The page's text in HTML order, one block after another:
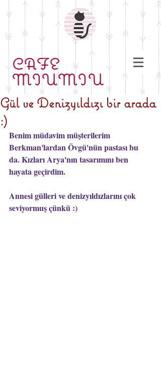
CAFE
MIUMIU
Gül ve Denizyıldızı bir arada
:)
Benim müdavim müşterilerim
Berkman'lardan Övgü'nün pastası bu
da. Kızları Arya'nın tasarımını ben
hayata geçirdim.
Annesi gülleri ve denizyıldızlarını çok
seviyormuş çünkü :)